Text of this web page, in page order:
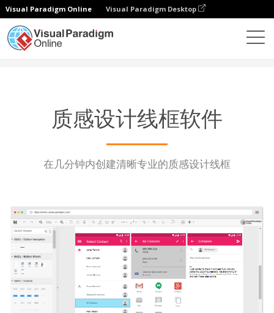
Visual Paradigm Online Visual Paradigm Desktop
质感设计线框软件
在几分钟内创建清晰专业的质感设计线框